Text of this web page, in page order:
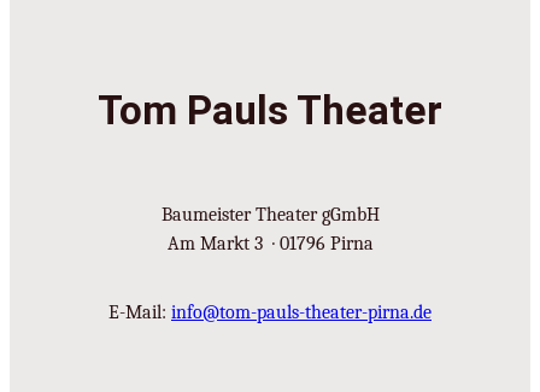
Tom Pauls Theater
Baumeister Theater gGmbH
Am Markt 3 · 01796 Pirna
E-Mail: info@tom-pauls-theater-pirna.de